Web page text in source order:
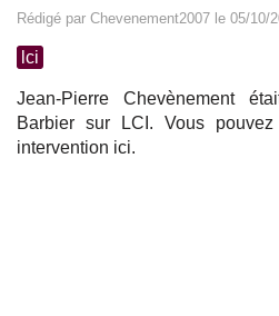
Rédigé par Chevenement2007 le 05/10/
lci
Jean-Pierre Chevènement
Barbier sur LCI. Vous
intervention ici.